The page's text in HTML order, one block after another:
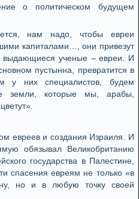
о политическом будущем
нам надо, чтобы евреи
капиталами…, они привезут
выдающиеся ученые – евреи. И
пустынна, превратится в
у них специалистов, будем
земли, которые мы, арабы,
евреев и создания Израиля. И
обязывал Великобританию
государства в Палестине,
спасения евреям не только «в
но и в любую точку своей